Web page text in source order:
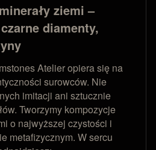
ziemi –
diamenty,
Atelier opiera się na
surowców. Nie
imitacji ani sztucznie
Tworzymy kompozycje
o najwyższej czystości i
metafizycznym. W sercu